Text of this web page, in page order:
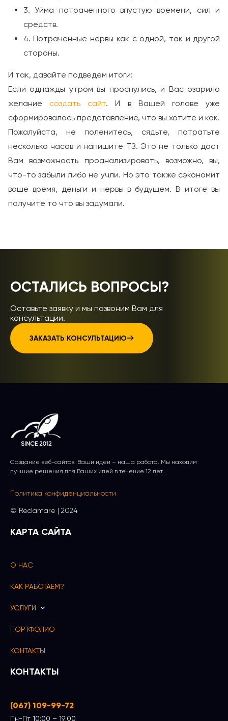
3. Уйма потраченного впустую времени, сил и
средств.
4. Потраченные нервы как с одной, так и другой
стороны.
И так, давайте подведем итоги:
Если однажды утром вы проснулись, и Вас озарило
желание создать сайт. И в Вашей голове уже
сформировалось представление, что вы хотите и как.
Пожалуйста, не поленитесь, сядьте, потратьте
несколько часов и напишите ТЗ. Это не только даст
Вам возможность проанализировать, возможно, вы,
что-то забыли либо не учли. Но это также сэкономит
ваше время, деньги и нервы в будущем. В итоге вы
получите то что вы задумали.
ОСТАЛИСЬ ВОПРОСЫ?
Оставьте заявку и мы позвоним Вам для
консультации.
ЗАКАЗАТЬ КОНСУЛЬТАЦИЮ
Создание веб-сайтов. Ваши идеи – наша работа. Мы находим
лучшие решения для Ваших идей в течение 12 лет.
Политика конфиденциальности
© Reсlamare | 2024
КАРТА САЙТА
О НАС
КАК РАБОТАЕМ?
УСЛУГИ
ПОРТФОЛИО
КОНТАКТЫ
КОНТАКТЫ
(067) 109-99-72
Пн-Пт 10:00 – 19:00